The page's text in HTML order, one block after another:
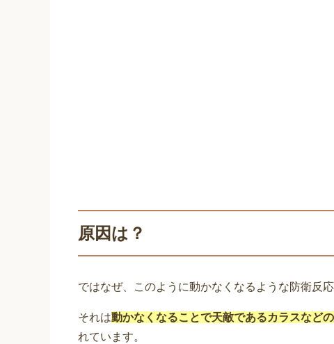
原因は？
ではなぜ、このように動かなくなるような防衛反
それは動かなくなることで天敵であるカラスなど
れています。